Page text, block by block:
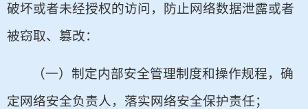
破坏或者未经授权的访问，防止网络数据泄露或者
被窃取、篡改：
（一）制定内部安全管理制度和操作规程，确
定网络安全负责人，落实网络安全保护责任；